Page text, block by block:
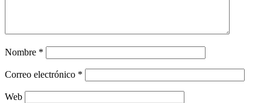
Nombre *
Correo electrónico *
Web